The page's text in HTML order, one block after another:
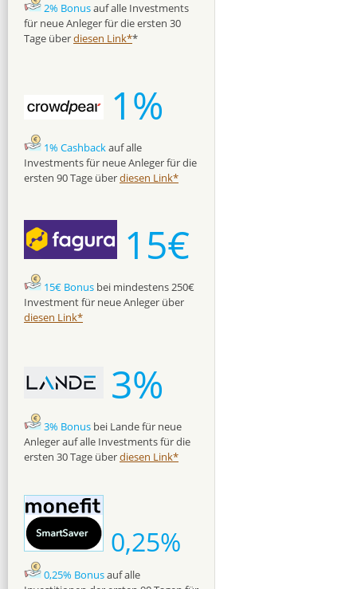
2% Bonusauf alle Investments
für neue Anleger für die ersten 30
Tage überdiesen Link**
1%
1% Cashbackauf alle
Investments für neue Anleger für die
ersten 90 Tage überdiesen Link*
15€
15€ Bonus bei mindestens 250€
Investment für neue Anleger über
diesen Link*
3%
3% Bonus bei Lande für neue
Anleger auf alle Investments für die
ersten 30 Tage überdiesen Link*
0,25%
0,25% Bonusauf alle